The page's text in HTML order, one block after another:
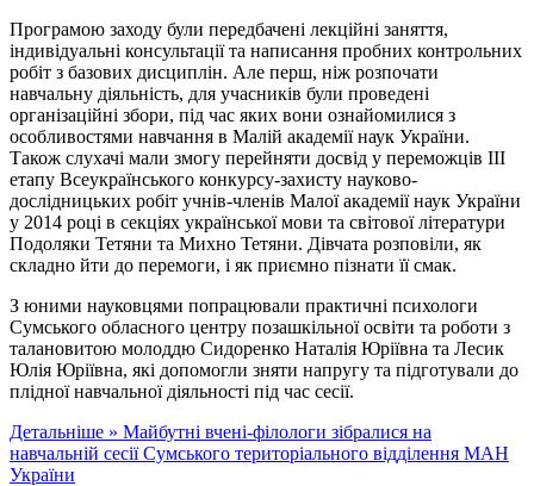
Програмою заходу були передбачені лекційні заняття,
індивідуальні консультації та написання пробних контрольних
робіт з базових дисциплін. Але перш, ніж розпочати
навчальну діяльність, для учасників були проведені
організаційні збори, під час яких вони ознайомилися з
особливостями навчання в Малій академії наук України.
Також слухачі мали змогу перейняти досвід у переможців ІІІ
етапу Всеукраїнського конкурсу-захисту науково-
дослідницьких робіт учнів-членів Малої академії наук України
у 2014 році в секціях української мови та світової літератури
Подоляки Тетяни та Михно Тетяни. Дівчата розповіли, як
складно йти до перемоги, і як приємно пізнати її смак.
З юними науковцями попрацювали практичні психологи
Сумського обласного центру позашкільної освіти та роботи з
талановитою молоддю Сидоренко Наталія Юріївна та Лесик
Юлія Юріївна, які допомогли зняти напругу та підготували до
плідної навчальної діяльності під час сесії.
Детальніше » Майбутні вчені-філологи зібралися на
навчальній сесії Сумського територіального відділення МАН
України